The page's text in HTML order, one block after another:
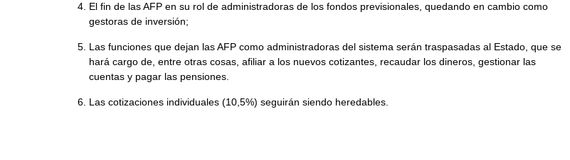
El fin de las AFP en su rol de administradoras de los fondos previsionales, quedando en cambio como
gestoras de inversión;
Las funciones que dejan las AFP como administradoras del sistema serán traspasadas al Estado, que se
hará cargo de, entre otras cosas, afiliar a los nuevos cotizantes, recaudar los dineros, gestionar las
cuentas y pagar las pensiones.
Las cotizaciones individuales (10,5%) seguirán siendo heredables.